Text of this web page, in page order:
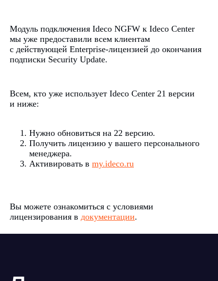
Модуль подключения Ideco NGFW к Ideco Center
мы уже предоставили всем клиентам
с действующей Enterprise-лицензией до окончания
подписки Security Update.
Всем, кто уже использует Ideco Center 21 версии
и ниже:
Нужно обновиться на 22 версию.
Получить лицензию у вашего персонального
менеджера.
Активировать в my.ideco.ru
Вы можете ознакомиться с условиями
лицензирования в документации.
Другие
публикации
по теме